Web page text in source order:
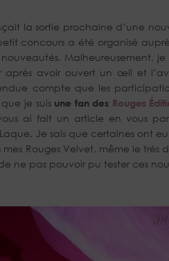
la sortie prochaine d’une
concours a été organisé
Malheureusement, je
après avoir ouvert un œil et
compte que les
je suisune fan des Rouges
ai fait un article en vous
Je sais que certaines ont
Rouges Velvet, même le très
ne pas pouvoir pu tester ces